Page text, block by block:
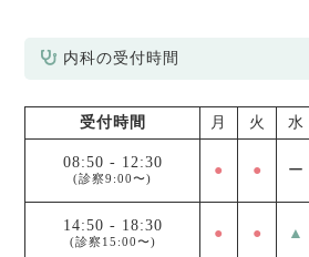
内科の受付時間
受付時間 月 火 水
08:50 - 12:30
(診察9:00〜) ● ● ー
14:50 - 18:30
(診察15:00〜) ● ● ▲